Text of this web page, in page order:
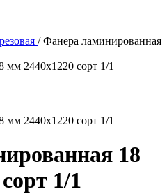
/Фанера ламинированная
18
1/1